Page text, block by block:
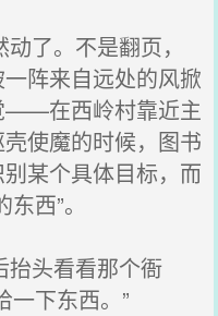
了。不是翻页，
阵来自远处的风掀
——在西岭村靠近主
使魔的时候，图书
某个具体目标，而
西”。
头看看那个衙
一下东西。”